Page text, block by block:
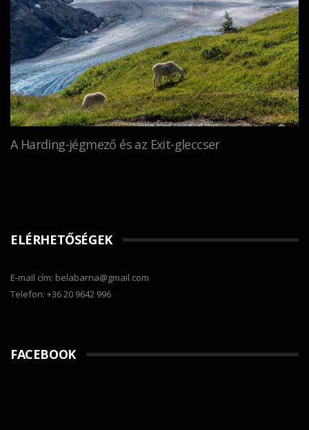
A Harding-jégmező és az Exit-gleccser
ELÉRHETŐSÉGEK
E-mail cím: belabarna@gmail.com
Telefon: +36 20 9642 996
FACEBOOK